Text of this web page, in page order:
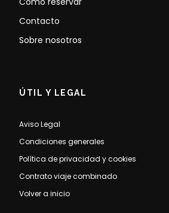
Contacto
Sobre nosotros
ÚTIL Y LEGAL
Aviso Legal
Condiciones generales
Política de privacidad y cookies
Contrato viaje combinado
Volver a inicio